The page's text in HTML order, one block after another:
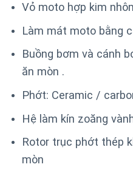
Vỏ moto hợp kim
Làm mát moto bằng
Buồng bơm và cánh
ăn mòn .
Phớt: Ceramic /
Hệ làm kín zoăng
Rotor trục phớt thép
mòn